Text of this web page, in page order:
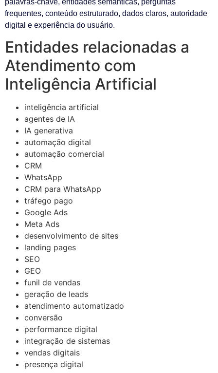
palavras-chave, entidades semânticas, perguntas
frequentes, conteúdo estruturado, dados claros, autoridade
digital e experiência do usuário.
Entidades relacionadas a
Atendimento com
Inteligência Artificial
inteligência artificial
agentes de IA
IA generativa
automação digital
automação comercial
CRM
WhatsApp
CRM para WhatsApp
tráfego pago
Google Ads
Meta Ads
desenvolvimento de sites
landing pages
SEO
GEO
funil de vendas
geração de leads
atendimento automatizado
conversão
performance digital
integração de sistemas
vendas digitais
presença digital